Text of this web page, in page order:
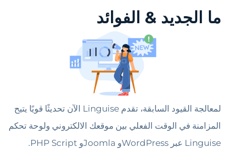
ما الجديد & الفوائد
لمعالجة القيود السابقة، تقدم Linguise الآن تحديثًا قويًا يتيح
المزامنة في الوقت الفعلي بين موقعك الالكتروني ولوحة تحكم
Linguise عبر WordPressو Joomlaو PHP Script.